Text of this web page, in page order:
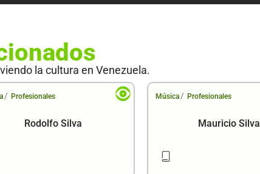
la cultura en Venezuela.
/ Profesionales
Rodolfo Silva
Música / Profesionales
Mauricio Silva